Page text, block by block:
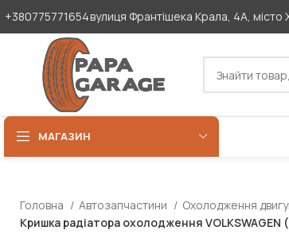
+380775771654вулиця Франтішека Крала, 4А, місто
МАГАЗИН
Головна Автозапчастини Охолодження
Кришка радіатора охолодження VOLKSWAGEN